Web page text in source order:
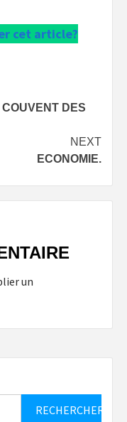
cet article?
COUVENT DES
NEXT
ECONOMIE.
un